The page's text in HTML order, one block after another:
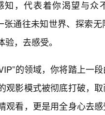
，代表着你渴望与众
张通往未知世界、探索
，去感受。
的领域，你将踏上一
观影模式被彻底打破，
观看，更是用全身心去